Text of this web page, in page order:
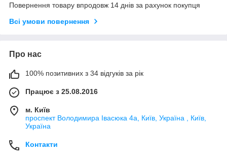
Повернення товару впродовж 14 днів за рахунок покупця
Всі умови повернення
Про нас
100% позитивних з 34 відгуків за рік
Працює з 25.08.2016
м. Київ
проспект Володимира Івасюка 4а, Київ, Україна , Київ,
Україна
Контакти